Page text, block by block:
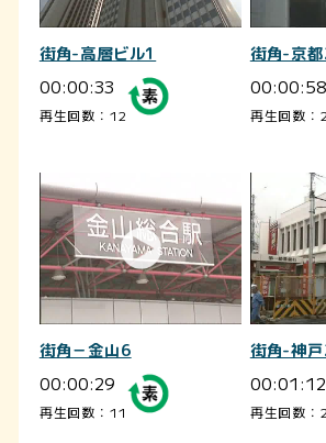
街角-高層ビル1
00:00:33
再生回数：12
街角-京
00:00:58
再生回数：
街角－金山6
00:00:29
再生回数：11
街角-神
00:01:12
再生回数：